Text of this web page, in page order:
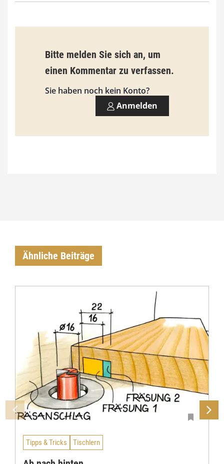
Bitte melden Sie sich an, um
einen Kommentar zu verfassen.
Sie haben noch kein Konto?
Anmelden
Ähnliche Beiträge
Tipps & Tricks Tischlern